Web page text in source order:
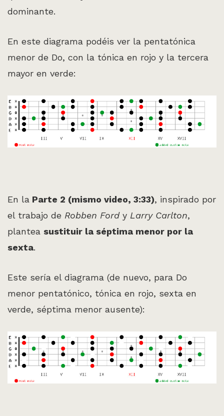
dominante.
En este diagrama podéis ver la pentatónica
menor de Do, con la tónica en rojo y la tercera
mayor en verde:
En la Parte 2 (mismo video, 3:33), inspirado por
el trabajo de Robben Fordy Larry Carlton,
plantea sustituir la séptima menor por la
sexta.
Este sería el diagrama (de nuevo, para Do
menor pentatónico, tónica en rojo, sexta en
verde, séptima menor ausente):